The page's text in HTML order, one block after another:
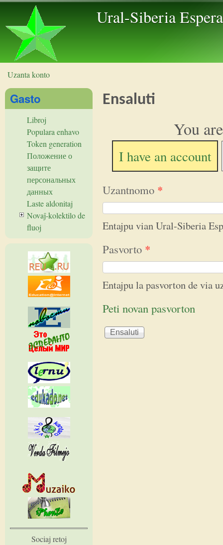
Ural-Siberia
Vi estas ĉi tie
Uzanta konto
Ensaluti
You
I have an account
Uzantnomo *
Entajpu vian Ural-Siberia
Pasvorto *
Entajpu la pasvorton de via
Peti novan pasvorton
Gasto
Libroj
Populara enhavo
Token generation
Положение о
защите
персональных
данных
Laste aldonitaj
Novaĵ-kolektilo de
fluoj
Sociaj retoj